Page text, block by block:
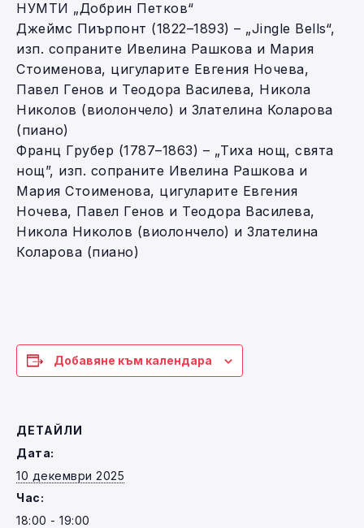
НУМТИ „Добрин Петков“
Джеймс Пиърпонт (1822–1893) – „Jingle Bells“,
изп. сопраните Ивелина Рашкова и Мария
Стоименова, цигуларите Евгения Ночева,
Павел Генов и Теодора Василева, Никола
Николов (виолончело) и Злателина Коларова
(пиано)
Франц Грубер (1787–1863) – „Тиха нощ, свята
нощ”, изп. сопраните Ивелина Рашкова и
Мария Стоименова, цигуларите Евгения
Ночева, Павел Генов и Теодора Василева,
Никола Николов (виолончело) и Злателина
Коларова (пиано)
Добавяне към календара
ДЕТАЙЛИ
Дата:
10 декември 2025
Час:
18:00 - 19:00